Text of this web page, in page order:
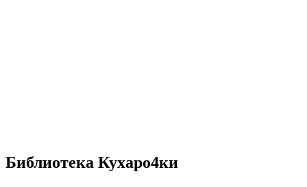
Библиотека Кухаро4ки